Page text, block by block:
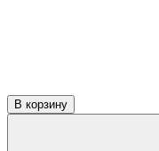
В корзину